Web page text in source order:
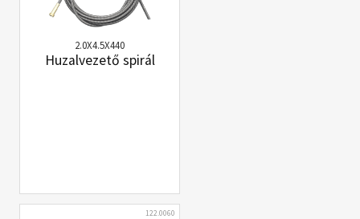
2.0X4.5X440
Huzalvezető spirál
122.0060